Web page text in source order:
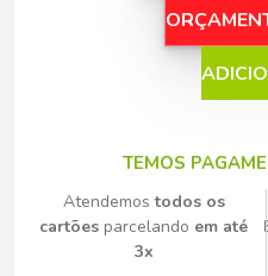
TEMOS
Atendemostodos os
cartões parcelando em até
3x